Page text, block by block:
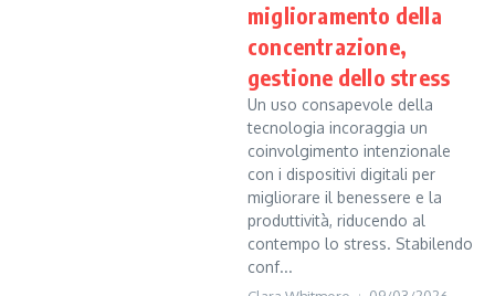
miglioramento della
concentrazione,
gestione dello stress
Un uso consapevole della
tecnologia incoraggia un
coinvolgimento intenzionale
con i dispositivi digitali per
migliorare il benessere e la
produttività, riducendo al
contempo lo stress. Stabilendo
conf...